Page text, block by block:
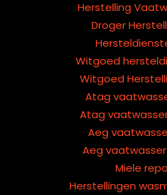
Herstelling
Droger
Witgoed
Witgoed
Atag
Atag
Aeg
Aeg
Miele
Herstellingen